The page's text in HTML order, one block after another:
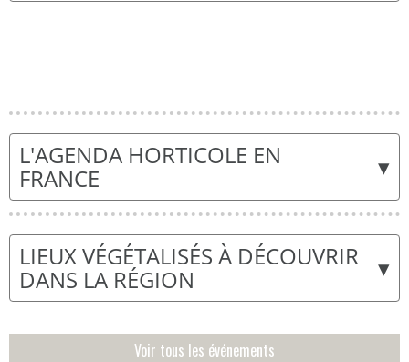
▾
L'AGENDA HORTICOLE EN
FRANCE
▾
LIEUX VÉGÉTALISÉS À DÉCOUVRIR
DANS LA RÉGION
Voir tous les événements